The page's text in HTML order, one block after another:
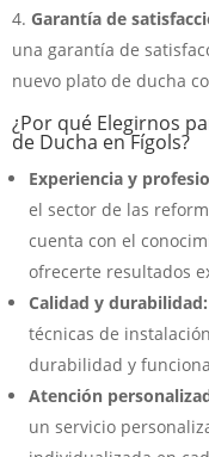
Garantía de
una garantía de
nuevo plato de ducha
¿Por qué Elegirnos
de Ducha en Fígols?
Experiencia y
el sector de las
cuenta con el
ofrecerte resultados
Calidad y durabilidad:
técnicas de
durabilidad y
Atención
un servicio